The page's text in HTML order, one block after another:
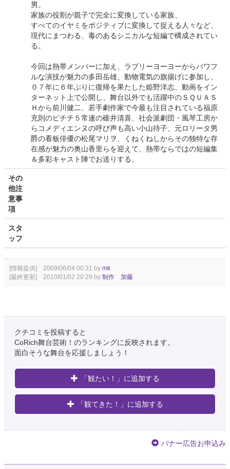
男。
家族の役割が親子で完全に変換している家族、
すべてのイヤミをポジティブに変換して捉える人々など、
現代にまつわる、毒のあるシニカルな短編で構成されてい
る。
今回は熱帯メンバーに加え、ラブリーヨーヨーからパワフ
ルな演技が魅力の多田岳雄、動物電気の旗揚げに参加し、
０７年に６年ぶりに復帰を果たした姫野洋志、動画をイン
ターネット上で公開し、舞台以外でも活躍中のＳＱＵＡＳ
Ｈから前川健二、若手劇作家で今最も注目されている福原
充則のピチチ５常連の碓井清喜、社会派劇団・風琴工房か
らコメディエンヌの呼び声も高い小山待子、元ロリータ男
爵の看板俳優の松尾マリヲ、くねくねしからその独特な存
在感が魅力の奥山香里らを迎えて、熱帯ならではの短編集
＆多彩キャスト陣でお送りする。
その
他注
意事
項
スタ
ッフ
[情報提供] 2009/06/04 00:31 by mk
[最終更新] 2010/01/02 20:29 by 制作 加藤
クチコミを投稿すると
CoRich舞台芸術！のランキングに反映されます。
面白そうな舞台を応援しましょう！
「観たい！」に追加する
「観てきた！」に追加する
バナー広告お申込み